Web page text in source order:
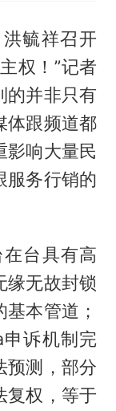
毓祥召开
权！”记者
的并非只有
体跟频道都
影响大量民
服务行销的
台具有高
缘无故封锁
本管道；
诉机制完
预测，部分
复权，等于